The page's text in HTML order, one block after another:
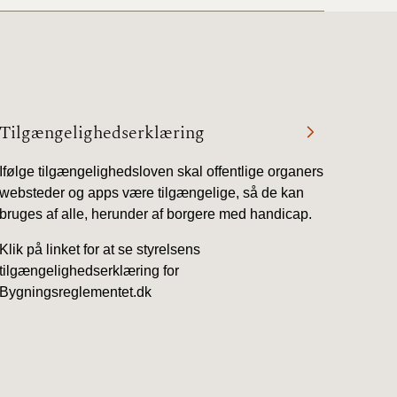
Tilgængelighedserklæring
Ifølge tilgængelighedsloven skal offentlige organers
websteder og apps være tilgængelige, så de kan
bruges af alle, herunder af borgere med handicap.
Klik på linket for at se styrelsens
tilgængelighedserklæring for
Bygningsreglementet.dk